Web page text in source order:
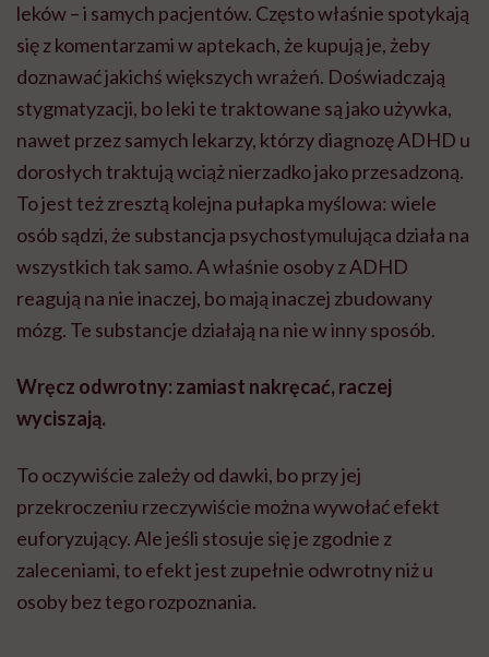
leków – i samych pacjentów. Często właśnie spotykają
się z komentarzami w aptekach, że kupują je, żeby
doznawać jakichś większych wrażeń. Doświadczają
stygmatyzacji, bo leki te traktowane są jako używka,
nawet przez samych lekarzy, którzy diagnozę ADHD u
dorosłych traktują wciąż nierzadko jako przesadzoną.
To jest też zresztą kolejna pułapka myślowa: wiele
osób sądzi, że substancja psychostymulująca działa na
wszystkich tak samo. A właśnie osoby z ADHD
reagują na nie inaczej, bo mają inaczej zbudowany
mózg. Te substancje działają na nie w inny sposób.
Wręcz odwrotny: zamiast nakręcać, raczej
wyciszają.
To oczywiście zależy od dawki, bo przy jej
przekroczeniu rzeczywiście można wywołać efekt
euforyzujący. Ale jeśli stosuje się je zgodnie z
zaleceniami, to efekt jest zupełnie odwrotny niż u
osoby bez tego rozpoznania.